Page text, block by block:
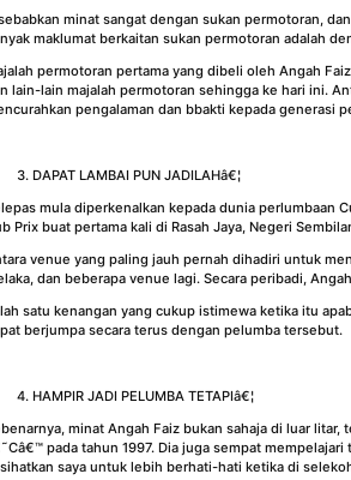
minat sangat dengan sukan permotoran,
maklumat berkaitan sukan permotoran adalah
permotoran pertama yang dibeli oleh Angah
lain-lain majalah permotoran sehingga ke hari ini.
pengalaman dan bbakti kepada generasi
DAPAT LAMBAI PUN JADILAHâ€¦
mula diperkenalkan kepada dunia perlumbaan
Prix buat pertama kali di Rasah Jaya, Negeri
venue yang paling jauh pernah dihadiri untuk
dan beberapa venue lagi. Secara peribadi,
satu kenangan yang cukup istimewa ketika itu
berjumpa secara terus dengan pelumba tersebut.
HAMPIR JADI PELUMBA TETAPIâ€¦
minat Angah Faiz bukan sahaja di luar
pada tahun 1997. Dia juga sempat
saya untuk lebih berhati-hati ketika di